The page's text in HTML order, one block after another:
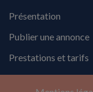
Présentation
Publier une annonce
Prestations et tarifs